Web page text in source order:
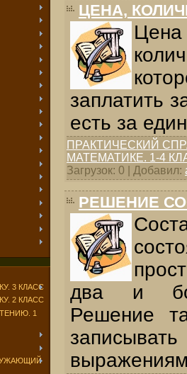
3 КЛАСС
2 КЛАСС
1
ЦЕНА,
заплатить
есть за
ПРАКТИЧЕСКИЙ
МАТЕМАТИКЕ. 1-4
Загрузок: 0 | Добавил:
РЕШЕНИЕ
два и
Решение